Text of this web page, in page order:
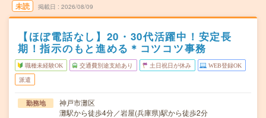
未読 掲載日 2026/08/09
【ほぼ電話なし】20・30代活躍中！安定長
期！指示のもと進める＊コツコツ事務
職種未経験OK 交通費別途支給あり 土日祝日が休み WEB登録OK
派遣
勤務地
神戸市灘区
灘駅から徒歩4分／岩屋(兵庫県)駅から徒歩2分